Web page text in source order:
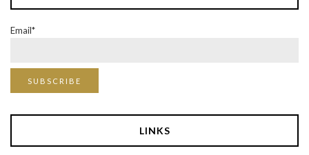
Email*
LINKS